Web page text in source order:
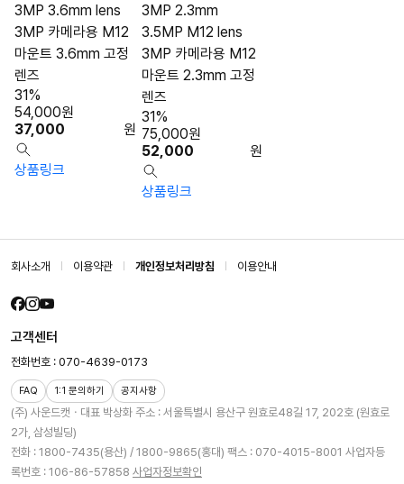
3MP 3.6mm lens
3MP 카메라용 M12
마운트 3.6mm 고정
렌즈
37,000 원
54,000원
31%
상품링크
3MP 2.3mm
3.5MP M12 lens
3MP 카메라용 M12
마운트 2.3mm 고정
렌즈
52,000 원
75,000원
31%
상품링크
회사소개 이용약관 개인정보처리방침 이용안내
(주) 사운드캣ㆍ대표 박상화 주소 : 서울특별시 용산구 원효로48길 17, 202호 (원효로
2가, 삼성빌딩)
전화 : 1800-7435(용산) / 1800-9865(홍대) 팩스 : 070-4015-8001 사업자등
록번호 : 106-86-57858 사업자정보확인
고객센터
전화번호 : 070-4639-0173
FAQ 1:1 문의하기 공지사항